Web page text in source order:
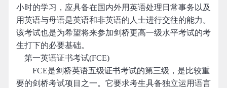
小时的学习，应具备在国内外用英语处理日常事务以及
用英语与母语是英语和非英语的人士进行交往的能力。
该考试也是为希望将来参加剑桥更高一级水平考试的考
生打下的必要基础。
第一英语证书考试(FCE)
FCE是剑桥英语五级证书考试的第三级，是比较重
要的剑桥考试项目之一。它要求考生具备独立运用语言